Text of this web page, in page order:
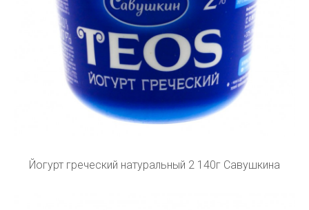
Йогурт греческий натуральный 2 140г Савушкина